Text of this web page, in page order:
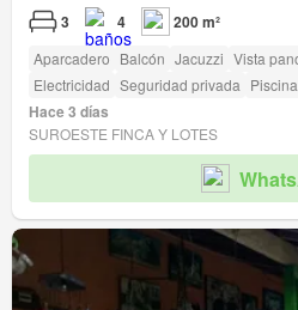
3 4 200 m²
Aparcadero Balcón Jacuzzi Vista
Electricidad Seguridad privada Piscina
Hace 3 días
SUROESTE FINCA Y LOTES